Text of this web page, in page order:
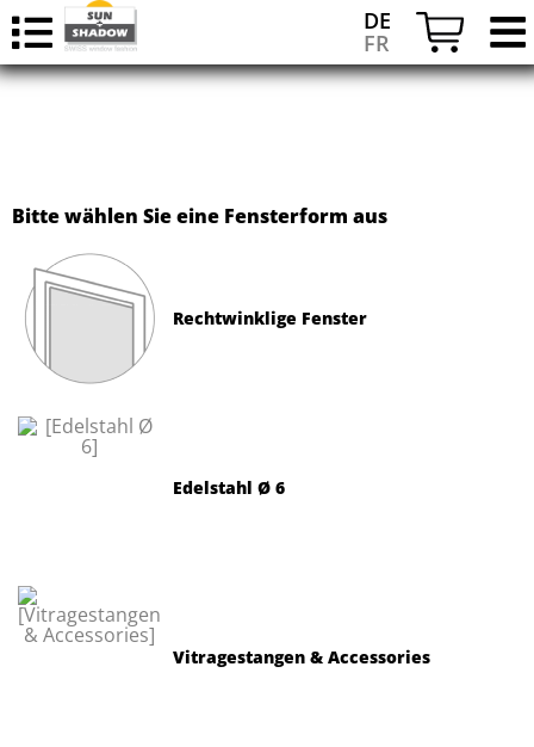
DE
FR
Bitte wählen Sie eine Fensterform aus
Rechtwinklige Fenster
Edelstahl Ø 6
Vitragestangen & Accessories